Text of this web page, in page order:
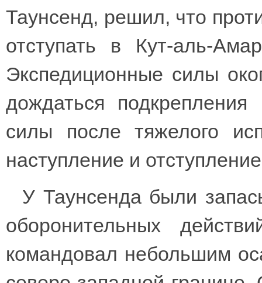
Таунсенд, решил, что
отступать в Кут-аль-
Экспедиционные силы
дождаться
силы после тяжелого
наступление и
У Таунсенда были
оборонительных
командовал небольшим